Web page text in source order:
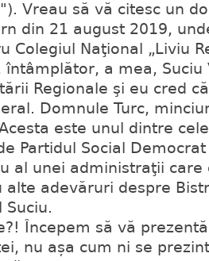
Vreau să vă citesc un
din 21 august 2019,
Colegiul Naţional „Liviu
a mea, Suciu
Regionale şi eu cred
Domnule Turc,
este unul dintre
Partidul Social
al unei administraţii care
alte adevăruri despre
Suciu.
Începem să vă
nu așa cum ni se